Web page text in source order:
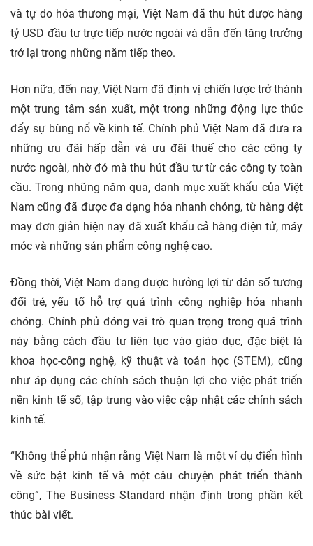
và tự do hóa thương mại, Việt Nam đã thu hút được hàng
tỷ USD đầu tư trực tiếp nước ngoài và dẫn đến tăng trưởng
trở lại trong những năm tiếp theo.
Hơn nữa, đến nay, Việt Nam đã định vị chiến lược trở thành
một trung tâm sản xuất, một trong những động lực thúc
đẩy sự bùng nổ về kinh tế. Chính phủ Việt Nam đã đưa ra
những ưu đãi hấp dẫn và ưu đãi thuế cho các công ty
nước ngoài, nhờ đó mà thu hút đầu tư từ các công ty toàn
cầu. Trong những năm qua, danh mục xuất khẩu của Việt
Nam cũng đã được đa dạng hóa nhanh chóng, từ hàng dệt
may đơn giản hiện nay đã xuất khẩu cả hàng điện tử, máy
móc và những sản phẩm công nghệ cao.
Đồng thời, Việt Nam đang được hưởng lợi từ dân số tương
đối trẻ, yếu tố hỗ trợ quá trình công nghiệp hóa nhanh
chóng. Chính phủ đóng vai trò quan trọng trong quá trình
này bằng cách đầu tư liên tục vào giáo dục, đặc biệt là
khoa học-công nghệ, kỹ thuật và toán học (STEM), cũng
như áp dụng các chính sách thuận lợi cho việc phát triển
nền kinh tế số, tập trung vào việc cập nhật các chính sách
kinh tế.
“Không thể phủ nhận rằng Việt Nam là một ví dụ điển hình
về sức bật kinh tế và một câu chuyện phát triển thành
công”, The Business Standard nhận định trong phần kết
thúc bài viết.